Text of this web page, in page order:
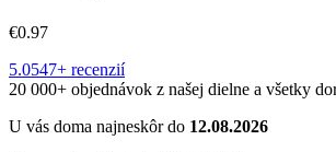
€0.97
5.0547+ recenzií
20 000+ objednávok z našej dielne a všetky
U vás doma najneskôr do 12.08.2026